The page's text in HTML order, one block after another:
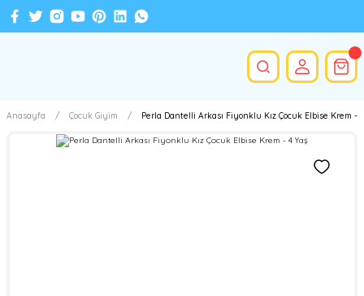
Anasayfa Çocuk Giyim Perla Dantelli Arkası Fiyonklu Kız Çocuk Elbise Krem - 4